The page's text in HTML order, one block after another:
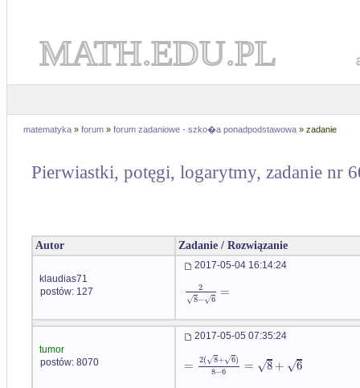
MATH.EDU.PL
matematyka » forum » forum zadaniowe - szko�a ponadpodstawowa » zadanie
Pierwiastki, potęgi, logarytmy, zadanie nr
Autor Zadanie / Rozwiązanie
klaudias71
postów: 127
2017-05-04 16:14:24
2
8
√ − 6
√ =
tumor
postów: 8070
2017-05-05 07:35:24
= 2( 8
√ + 6
√ )
8−6 = 8
√ + 6
√